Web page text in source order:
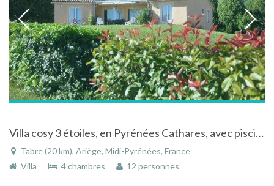
Villa cosy 3 étoiles, en Pyrénées Cathares, avec piscine et vue sur montagne Pyrénées Ariégeoises
Tabre (20 km), Ariège, Midi-Pyrénées, France
Villa
4 chambres 12 personnes